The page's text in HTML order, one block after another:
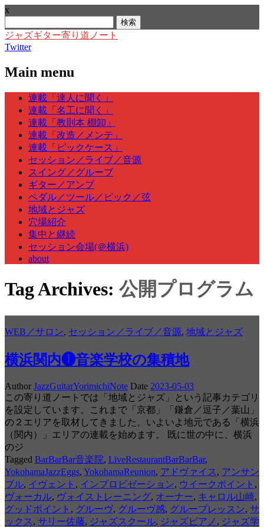
x
索:
ジャズギター寄り道ノート
Twitter
Main menu
Skip
content
連載「達人に聞く」
連載「名工に聞く」
連載「教則本 棚卸」
連載「改造／メンテ」
連載「ピックケース」
セッション／ライブ／音源
スイング／グルーブ
ギター／アンプ
ペダル／ツール／ピック／弦
地域とジャズ
穴場紹介
集中と継続
セッション会場(＠横浜)
about
Tag Archives: 公開プログラム
WEB／サロン, セッション／ライブ／音源, 地域とジャズ
横浜関内❶音楽学校の集積地
Author JazzGuitarYorimichiNote Date 2023-05-03
この寄り道ノートでは「地域とジャズ」という記事カテゴリ
を設定しています。これまで「京都」「鎌倉／逗子／葉山」
の２エリアを取材してきました。いよいよ地元である「横浜
（関内）」エリアの連載を始めます。 既に世の中に、横浜
のジ
Tagged BarBarBar音楽院, LiveRestaurantBarBarBar,
YokohamaJazzEggs, YokohamaReunion, アドヴァイス , アンサン
ブル, イヴェント , インプロビゼーション, ウイークポイント ,
ヴォーカル, ヴォイストレーニング, オーナー, キャロル山崎,
グッドポイント , グルーヴ, グルーヴ感, グループレッスン, サ
ックス , サリー佐藤, ジャズスクール, ジャズピアノ , ジャズ学